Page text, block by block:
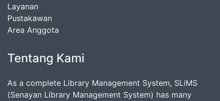
Layanan
Pustakawan
Area Anggota
Tentang Kami
As a complete Library Management System, SLiMS
(Senayan Library Management System) has many